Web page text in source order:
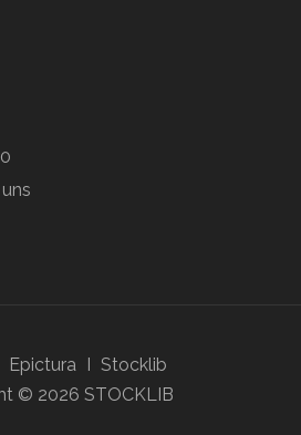
Epictura I Stocklib
© 2026 STOCKLIB